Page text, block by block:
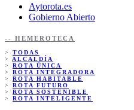
Aytorota.es
Gobierno Abierto
-- HEMEROTECA
> TODAS
> ALCALDÍA
> ROTA ÚNICA
> ROTA INTEGRADORA
> ROTA HABITABLE
> ROTA FUTURO
> ROTA SOSTENIBLE
> ROTA INTELIGENTE